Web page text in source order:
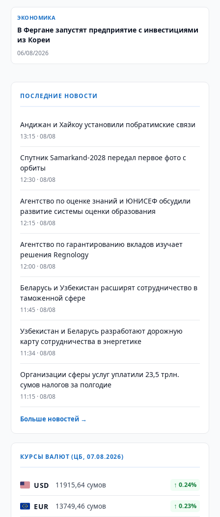
ЭКОНОМИКА
В Фергане запустят предприятие с инвестициями
из Кореи
06/08/2026
ПОСЛЕДНИЕ НОВОСТИ
Андижан и Хайкоу установили побратимские связи
13:15 · 08/08
Спутник Samarkand-2028 передал первое фото с
орбиты
12:30 · 08/08
Агентство по оценке знаний и ЮНИСЕФ обсудили
развитие системы оценки образования
12:15 · 08/08
Агентство по гарантированию вкладов изучает
решения Regnology
12:00 · 08/08
Беларусь и Узбекистан расширят сотрудничество в
таможенной сфере
11:45 · 08/08
Узбекистан и Беларусь разработают дорожную
карту сотрудничества в энергетике
11:34 · 08/08
Организации сферы услуг уплатили 23,5 трлн.
сумов налогов за полгодие
11:15 · 08/08
Больше новостей →
КУРСЫ ВАЛЮТ (ЦБ, 07.08.2026)
USD 11915,64 сумов ↑ 0.24%
EUR 13749,46 сумов ↑ 0.23%